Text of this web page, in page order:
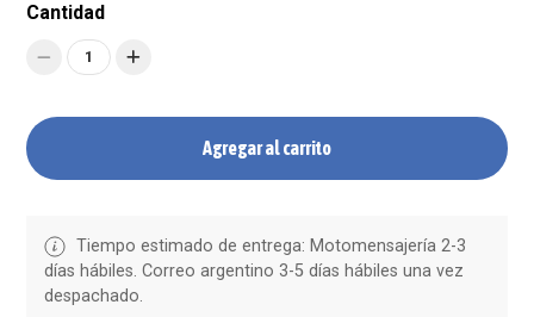
Cantidad
1
Agregar al carrito
Tiempo estimado de entrega: Motomensajería 2-3
días hábiles. Correo argentino 3-5 días hábiles una vez
despachado.